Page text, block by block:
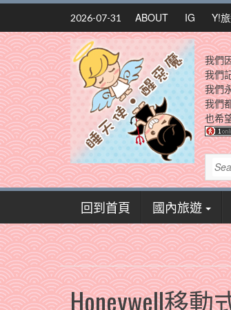
Skip
content
2026-07-31 ABOUT IG Y!
我們
我們
我們
我們
也希
回到首頁 國內旅遊
Honeywell移